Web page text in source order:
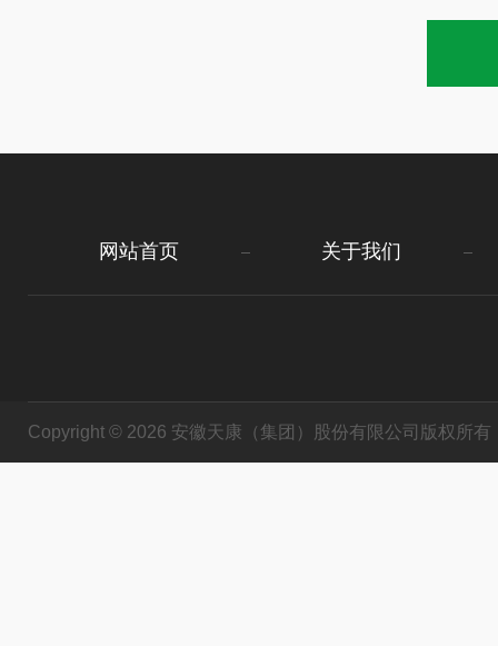
网站首页 关于我们
Copyright © 2026 安徽天康（集团）股份有限公司版权所有